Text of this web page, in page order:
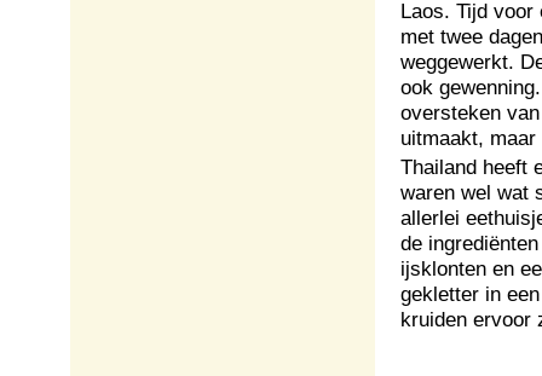
Laos. Tijd voor
met twee
weggewerkt.
ook
oversteken
uitmaakt,
Thailand heeft
waren wel wat
allerlei
de
ijsklonten en
gekletter in
kruiden ervoor